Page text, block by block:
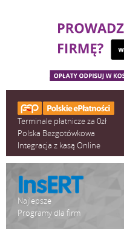
Terminale płatnicze za 0zł
Polska Bezgotówkowa
Integracja z kasą Online
Najlepsze
Programy dla firm